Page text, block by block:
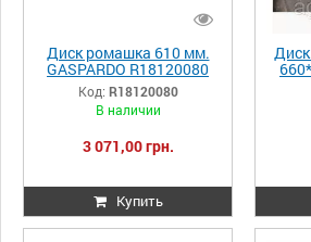
Диск ромашка 610 мм.
GASPARDO R18120080
Код: R18120080
В наличии
3 071,00 грн.
Купить